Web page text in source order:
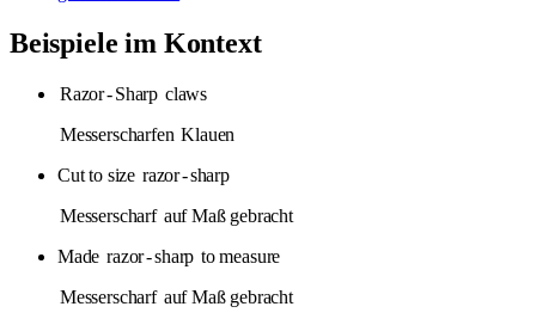
Beispiele im Kontext
Razor-Sharp claws
Messerscharfen Klauen
Cut to size razor-sharp
Messerscharf auf Maß gebracht
Made razor-sharp to measure
Messerscharf auf Maß gebracht